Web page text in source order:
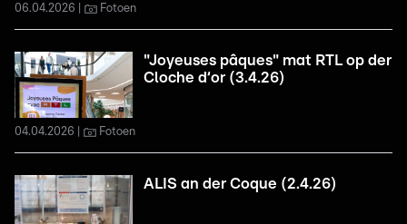
06.04.2026 Fotoen
"Joyeuses pâques" mat RTL op der
Cloche d‘or (3.4.26)
04.04.2026 Fotoen
ALIS an der Coque (2.4.26)